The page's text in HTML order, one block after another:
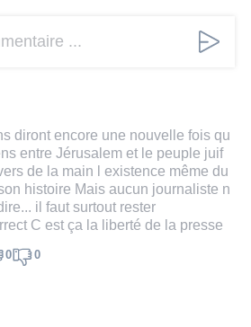
...
diront encore une nouvelle fois qu
entre Jérusalem et le peuple juif
de la main l existence même du
histoire Mais aucun journaliste n
il faut surtout rester
C est ça la liberté de la presse
0 0